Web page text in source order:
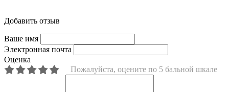
Добавить отзыв
Ваше имя
Электронная почта
Оценка
Пожалуйста, оцените по 5 бальной шкале